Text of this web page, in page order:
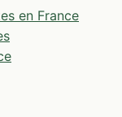
en France